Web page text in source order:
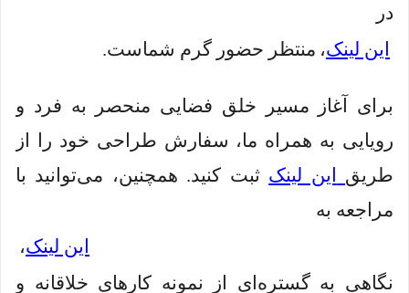
در
این لینک، منتظر حضور گرم شماست.
برای آغاز مسیر خلق فضایی منحصر به فرد و
رویایی به همراه ما، سفارش طراحی خود را از
طریق
این لینک ثبت کنید. همچنین، می‌توانید با
مراجعه به
این لینک،
نگاهی به گستره‌ای از نمونه کارهای خلاقانه و